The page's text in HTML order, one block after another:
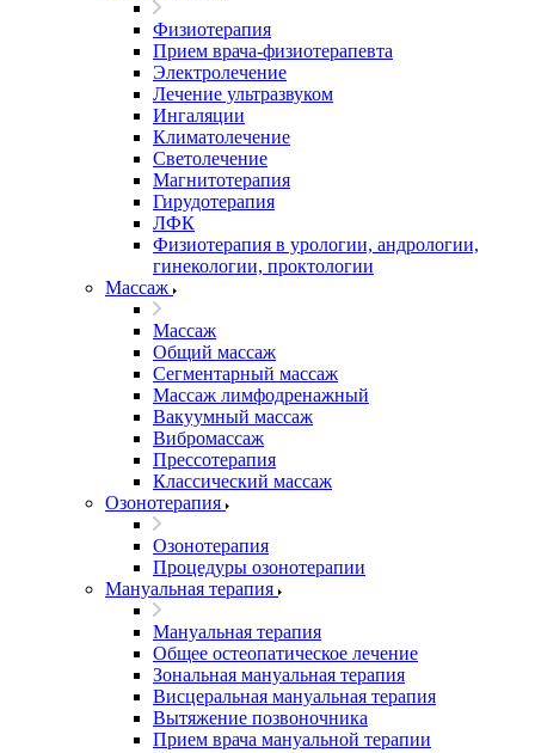
Физиотерапия
Прием врача-физиотерапевта
Электролечение
Лечение ультразвуком
Ингаляции
Климатолечение
Светолечение
Магнитотерапия
Гирудотерапия
ЛФК
Физиотерапия в урологии, андрологии,
гинекологии, проктологии
Массаж
Массаж
Общий массаж
Сегментарный массаж
Массаж лимфодренажный
Вакуумный массаж
Вибромассаж
Прессотерапия
Классический массаж
Озонотерапия
Озонотерапия
Процедуры озонотерапии
Мануальная терапия
Мануальная терапия
Общее остеопатическое лечение
Зональная мануальная терапия
Висцеральная мануальная терапия
Вытяжение позвоночника
Прием врача мануальной терапии